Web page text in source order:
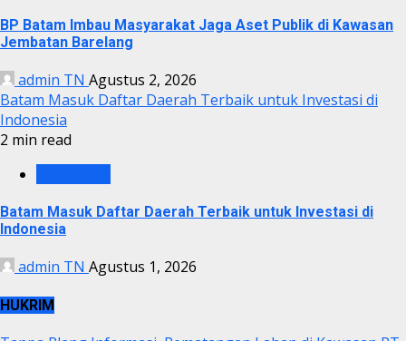
BP Batam Imbau Masyarakat Jaga Aset Publik di Kawasan
Jembatan Barelang
admin TN Agustus 2, 2026
Batam Masuk Daftar Daerah Terbaik untuk Investasi di
Indonesia
2 min read
Batam Masuk Daftar Daerah Terbaik untuk Investasi di
Indonesia
admin TN Agustus 1, 2026
HUKRIM